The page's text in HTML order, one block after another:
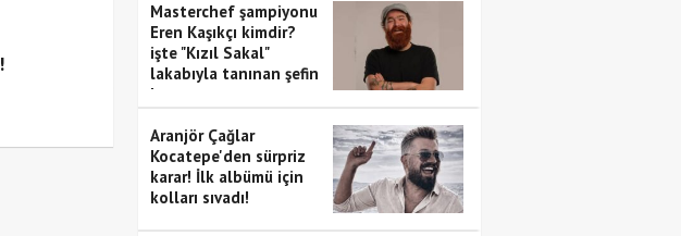
Masterchef şampiyonu
Eren Kaşıkçı kimdir?
işte "Kızıl Sakal"
lakabıyla tanınan şefin
hayatı..
Aranjör Çağlar
Kocatepe'den sürpriz
karar! İlk albümü için
kolları sıvadı!